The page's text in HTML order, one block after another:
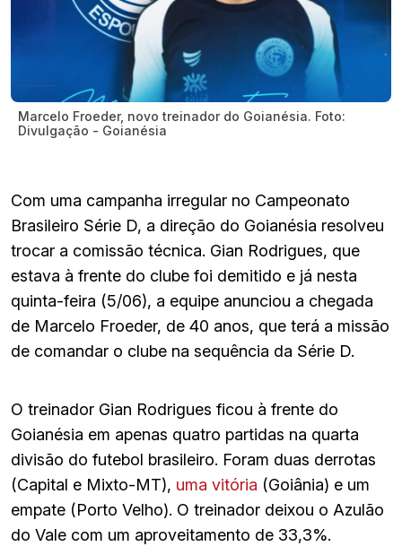
Marcelo Froeder, novo treinador do Goianésia. Foto:
Divulgação - Goianésia
Com uma campanha irregular no Campeonato
Brasileiro Série D, a direção do Goianésia resolveu
trocar a comissão técnica. Gian Rodrigues, que
estava à frente do clube foi demitido e já nesta
quinta-feira (5/06), a equipe anunciou a chegada
de Marcelo Froeder, de 40 anos, que terá a missão
de comandar o clube na sequência da Série D.
O treinador Gian Rodrigues ficou à frente do
Goianésia em apenas quatro partidas na quarta
divisão do futebol brasileiro. Foram duas derrotas
(Capital e Mixto-MT), uma vitória (Goiânia) e um
empate (Porto Velho). O treinador deixou o Azulão
do Vale com um aproveitamento de 33,3%.